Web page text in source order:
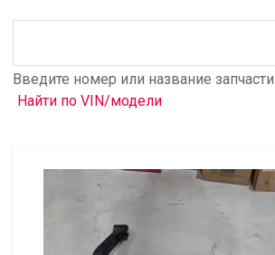
Кузовной ремонт
Введите номер или название запчасти |
Найти по VIN/модели